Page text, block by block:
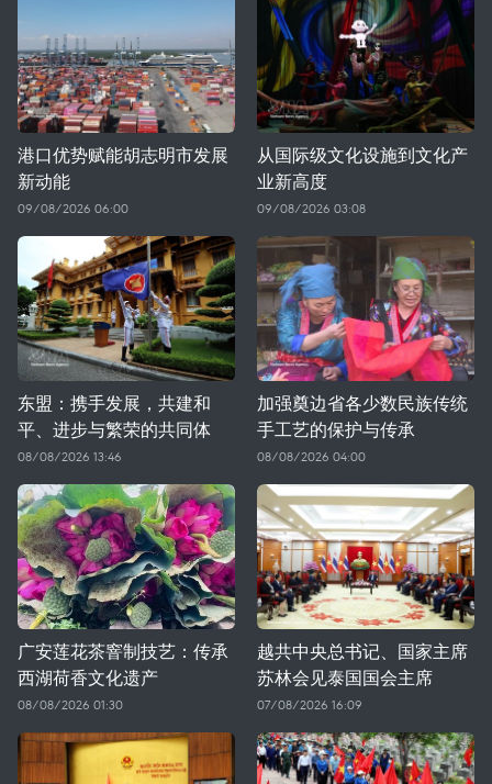
港口优势赋能胡志明市发展
新动能
09/08/2026 06:00
从国际级文化设施到文化产
业新高度
09/08/2026 03:08
东盟：携手发展，共建和
平、进步与繁荣的共同体
08/08/2026 13:46
加强奠边省各少数民族传统
手工艺的保护与传承
08/08/2026 04:00
广安莲花茶窨制技艺：传承
西湖荷香文化遗产
08/08/2026 01:30
越共中央总书记、国家主席
苏林会见泰国国会主席
07/08/2026 16:09